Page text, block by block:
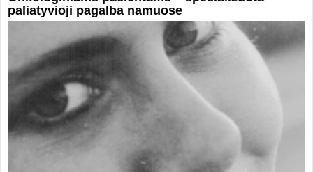
paliatyvioji pagalba namuose